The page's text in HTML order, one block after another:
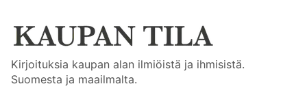
Kirjoituksia kaupan alan ilmiöistä ja ihmisistä.
Suomesta ja maailmalta.